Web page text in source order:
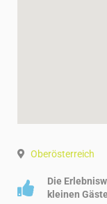
Oberösterreich
Die
kleinen